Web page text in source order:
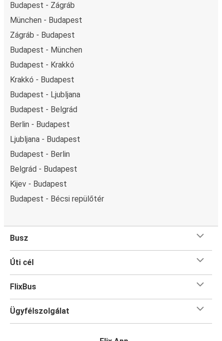
Budapest - Zágráb
München - Budapest
Zágráb - Budapest
Budapest - München
Budapest - Krakkó
Krakkó - Budapest
Budapest - Ljubljana
Budapest - Belgrád
Berlin - Budapest
Ljubljana - Budapest
Budapest - Berlin
Belgrád - Budapest
Kijev - Budapest
Budapest - Bécsi repülőtér
Busz
Úti cél
FlixBus
Ügyfélszolgálat